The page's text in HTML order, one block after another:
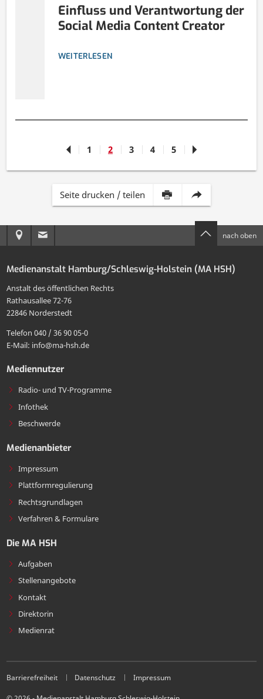
Einfluss und Verantwortung der
Social Media Content Creator
WEITERLESEN
1 2 3 4 5
Seite drucken / teilen
Inhalt Diese
per
Anreise
MA
HSH
an
die
MA
HSH
nach oben
Medienanstalt Hamburg/Schleswig-Holstein (MA HSH)
Anstalt des öffentlichen Rechts
Rathausallee 72-76
22846 Norderstedt
Telefon 040 / 36 90 05-0
E-Mail: info@ma-hsh.de
Mediennutzer
Radio- und TV-Programme
Infothek
Beschwerde
Medienanbieter
Impressum
Plattformregulierung
Rechtsgrundlagen
Verfahren & Formulare
Die MA HSH
Aufgaben
Stellenangebote
Kontakt
Direktorin
Medienrat
Barrierefreiheit Datenschutz Impressum